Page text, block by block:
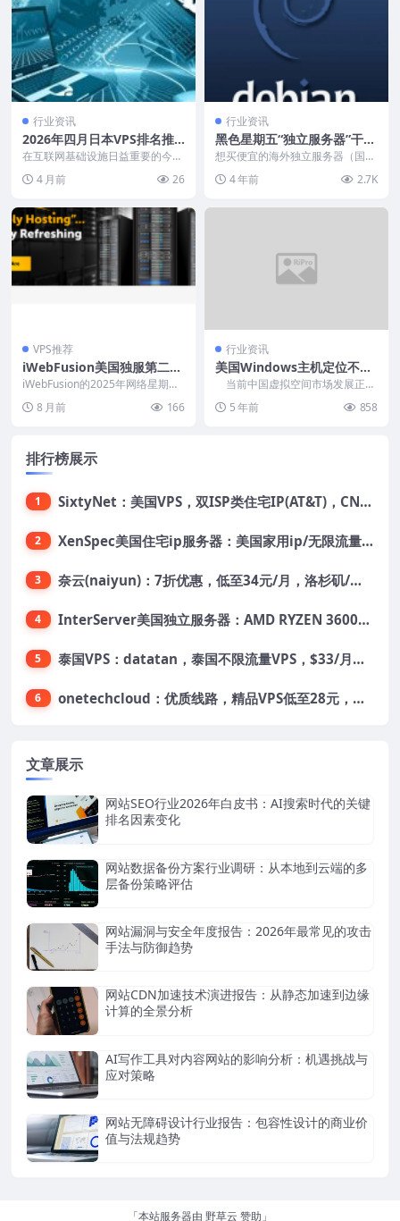
行业资讯
2026年四月日本VPS排名推
荐top10
在互联网基础设施日益重要的今
站长和技术爱好者的...
4 月前 26
行业资讯
黑色星期五“独立服务器”干货
汇总，2022年最便宜的独立
服务器！
想买便宜的海外独立服务器（国外
黑色星期五这一段时间...
4 年前 2.7K
VPS推荐
iWebFusion美国独服第二个
月免费：45美元2个月，5个I
Pv4/免费IPMI，支持支付宝/
Paypal，网络星期一特惠
iWebFusion的2025年网络星期一
用服务器...
8 月前 166
行业资讯
美国Windows主机定位不同
中国用户选择空间大
当前中国虚拟空间市场发展正处
5 年前 858
排行榜展示
1 SixtyNet：美国VPS，双ISP类住宅IP(AT&T)，CN2 GIA网络，超高DDoS防御，$14/月，2G内存/2核/40gSSD/5T流量/10Gbps带宽
2 XenSpec美国住宅ip服务器：美国家用ip/无限流量/10Gbps独享带宽/449美元/月起，支持支付宝
3 奈云(naiyun)：7折优惠，低至34元/月，洛杉矶/香港机房，三网CN2 GIA/CUII/高防保护，解锁Chatgpt/Tiktok
4 InterServer美国独立服务器：AMD RYZEN 3600X处理器，75美元/月，送40美元
5 泰国VPS：datatan，泰国不限流量VPS，$33/月，4G内存/3核/60gSSD
6 onetechcloud：优质线路，精品VPS低至28元，美国三网原生CN2 GIA（高防可选）、香港CN2、韩国CN2
文章展示
网站SEO行业2026年白皮书：AI搜索时代的关键
排名因素变化
网站数据备份方案行业调研：从本地到云端的多
层备份策略评估
网站漏洞与安全年度报告：2026年最常见的攻击
手法与防御趋势
网站CDN加速技术演进报告：从静态加速到边缘
计算的全景分析
AI写作工具对内容网站的影响分析：机遇挑战与
应对策略
网站无障碍设计行业报告：包容性设计的商业价
值与法规趋势
「本站服务器由 野草云 赞助」